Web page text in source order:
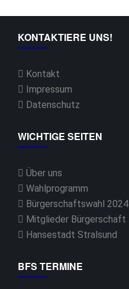
KONTAKTIERE UNS!
Kontakt
Impressum
Datenschutz
WICHTIGE SEITEN
Über uns
Wahlprogramm
Bürgerschaftswahl 2024
Mitglieder Bürgerschaft
Hansestadt Stralsund
BFS TERMINE